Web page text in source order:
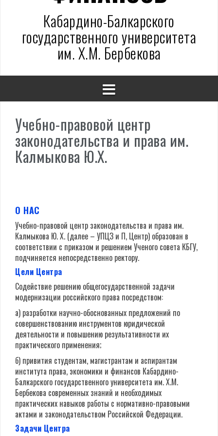
Кабардино-Балкарского
государственного университета
им. Х.М. Бербекова
Учебно-правовой центр
законодательства и права им.
Калмыкова Ю.Х.
О НАС
Учебно-правовой центр законодательства и права им.
Калмыкова Ю. Х. (далее – УПЦЗ и П, Центр) образован в
соответствии с приказом и решением Ученого совета КБГУ,
подчиняется непосредственно ректору.
Цели Центра
Содействие решению общегосударственной задачи
модернизации российского права посредством:
а) разработки научно-обоснованных предложений по
совершенствованию инструментов юридической
деятельности и повышению результативности их
практического применения;
б) привития студентам, магистрантам и аспирантам
института права, экономики и финансов Кабардино-
Балкарского государственного университета им. Х.М.
Бербекова современных знаний и необходимых
практических навыков работы с нормативно-правовыми
актами и законодательством Российской Федерации.
Задачи Центра